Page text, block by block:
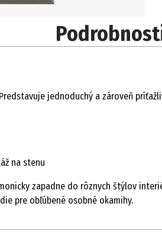
jednoduchý a zároveň
na stenu
zapadne do rôznych štýlov
pre obľúbené osobné okamihy.